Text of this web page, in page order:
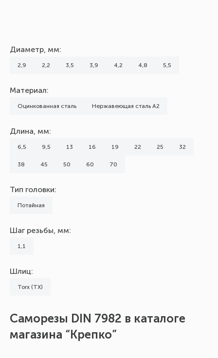
Диаметр, мм:
2,9 2,2 3,5 3,9 4,2 4,8 5,5
Материал:
Оцинкованная сталь Нержавеющая сталь А2
Длина, мм:
6,5 9,5 13 16 19 22 25 32
38 45 50 60 70
Тип головки:
Потайная
Шаг резьбы, мм:
1,1
Шлиц:
Torx (TX)
Саморезы DIN 7982 в каталоге
магазина “Крепко”